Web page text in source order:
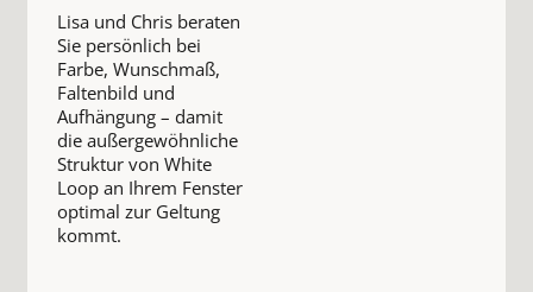
Lisa und Chris beraten
Sie persönlich bei
Farbe, Wunschmaß,
Faltenbild und
Aufhängung – damit
die außergewöhnliche
Struktur von White
Loop an Ihrem Fenster
optimal zur Geltung
kommt.